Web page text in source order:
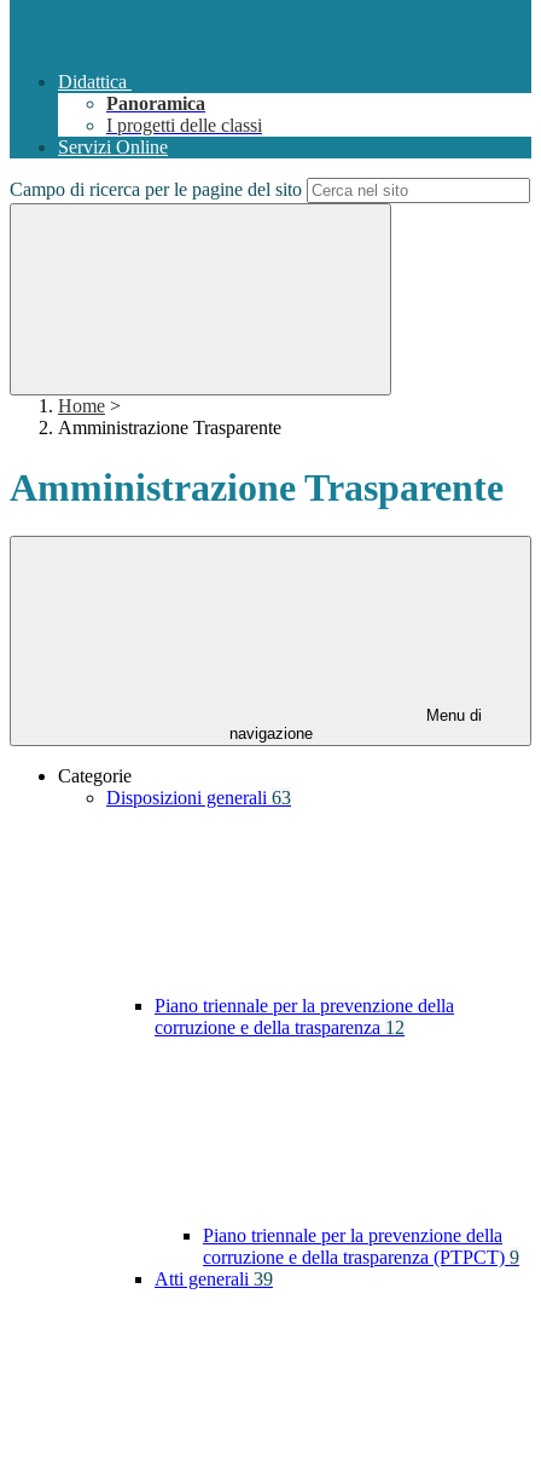
Didattica
Panoramica
I progetti delle classi
Servizi Online
Campo di ricerca per le pagine del sito
Home >
Amministrazione Trasparente
Amministrazione Trasparente
Menu di
navigazione
Categorie
Disposizioni generali 63
Piano triennale per la prevenzione della
corruzione e della trasparenza 12
Piano triennale per la prevenzione della
corruzione e della trasparenza (PTPCT) 9
Atti generali 39